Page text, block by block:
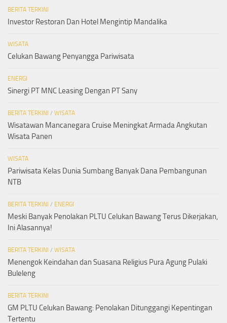
BERITA TERKINI
Investor Restoran Dan Hotel Mengintip Mandalika
WISATA
Celukan Bawang Penyangga Pariwisata
ENERGI
Sinergi PT MNC Leasing Dengan PT Sany
BERITA TERKINI / WISATA
Wisatawan Mancanegara Cruise Meningkat Armada Angkutan
Wisata Panen
WISATA
Pariwisata Kelas Dunia Sumbang Banyak Dana Pembangunan
NTB
BERITA TERKINI / ENERGI
Meski Banyak Penolakan PLTU Celukan Bawang Terus Dikerjakan,
Ini Alasannya!
BERITA TERKINI / WISATA
Menengok Keindahan dan Suasana Religius Pura Agung Pulaki
Buleleng
BERITA TERKINI
GM PLTU Celukan Bawang: Penolakan Ditunggangi Kepentingan
Tertentu